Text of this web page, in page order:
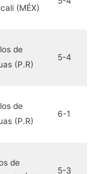
(MÉX)
de
(P.R)
5-4
de
(P.R)
6-1
de
5-3